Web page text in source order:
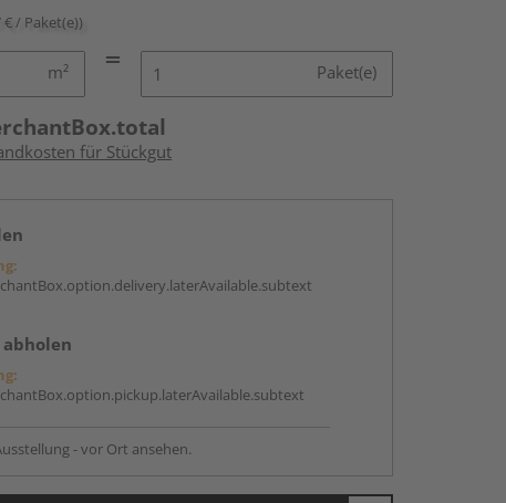
€ / Paket(e))
m² Paket(e)
für Stückgut
- vor Ort ansehen.